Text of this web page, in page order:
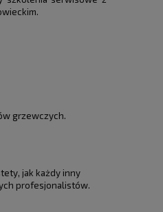
grzewczych.
jak każdy inny
profesjonalistów.